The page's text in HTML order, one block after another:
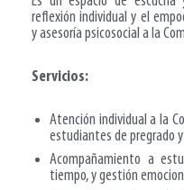
reflexión individual y el
y asesoríapsicosocial a laC
Servicios:
Atención individual a la
estudiantes de pregrado
Acompañamiento a
tiempo,y gestión